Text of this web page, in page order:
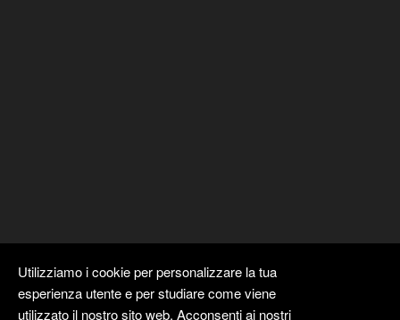
Utilizziamo i cookie per personalizzare la tua
esperienza utente e per studiare come viene
utilizzato il nostro sito web. Acconsenti ai nostri